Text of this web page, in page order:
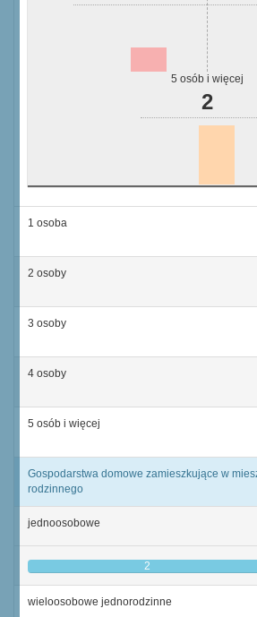
5 osób i więcej
2
1 osoba
2 osoby
3 osoby
4 osoby
5 osób i więcej
Gospodarstwa domowe zamieszkujące w
rodzinnego
jednoosobowe
2
wieloosobowe jednorodzinne